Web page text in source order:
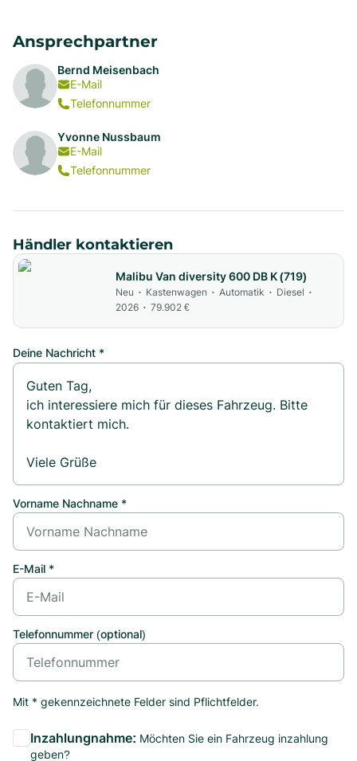
Ansprechpartner
Bernd Meisenbach
E-Mail
Telefonnummer
Yvonne Nussbaum
E-Mail
Telefonnummer
Händler kontaktieren
Malibu Van diversity 600 DB K (719)
Neu • Kastenwagen • Automatik • Diesel •
2026 • 79.902 €
Deine Nachricht *
Vorname Nachname *
E-Mail *
Telefonnummer (optional)
Mit * gekennzeichnete Felder sind Pflichtfelder.
Inzahlungnahme: Möchten Sie ein Fahrzeug inzahlung
geben?